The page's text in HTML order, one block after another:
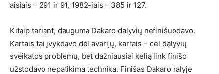
aisiais – 291 ir 91, 1982-iais – 385 ir 127.
Kitaip tariant, dauguma Dakaro dalyvių nefinišuodavo.
Kartais tai įvykdavo dėl avarijų, kartais – dėl dalyvių
sveikatos problemų, bet dažniausiai kelią link finišo
užstodavo nepatikima technika. Finišas Dakaro ralyje